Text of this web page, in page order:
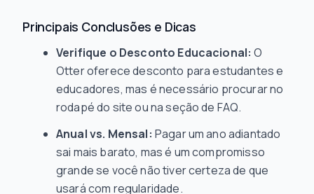
Principais Conclusões e Dicas
Verifique o Desconto Educacional: O
Otter oferece desconto para estudantes e
educadores, mas é necessário procurar no
rodapé do site ou na seção de FAQ.
Anual vs. Mensal: Pagar um ano adiantado
sai mais barato, mas é um compromisso
grande se você não tiver certeza de que
usará com regularidade.